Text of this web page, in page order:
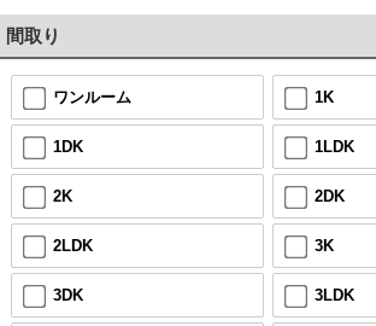
間取り
ワンルーム 1K
1DK 1LDK
2K 2DK
2LDK 3K
3DK 3LDK